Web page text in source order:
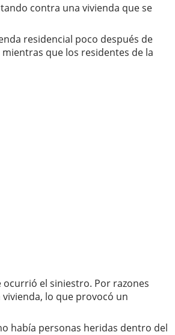
contra una vivienda que se
residencial poco después de
que los residentes de la
el siniestro. Por razones
lo que provocó un
había personas heridas dentro del